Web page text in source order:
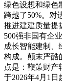
绿色设想和绿色
跨越了50%。对
推进建建质量提
500强非国有企
成长智能建制、
构成。颠末严酷
点是：鞭策财产
于2026年4月1